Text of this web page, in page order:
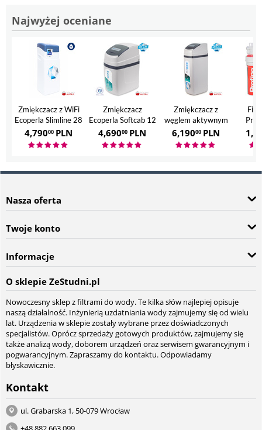
Najwyżej oceniane
Zmiękczacz z WiFi
Ecoperla Slimline 28
4,79000 PLN
Zmiękczacz
Ecoperla Softcab 12
4,69000 PLN
Zmiękczacz z
węglem aktywnym
Ecoperla Hero
6,19000 PLN
Filtr
Nasza oferta
Twoje konto
Informacje
O sklepie ZeStudni.pl
Nowoczesny sklep z filtrami do wody. Te kilka słów najlepiej opisuje
naszą działalność. Inżynierią uzdatniania wody zajmujemy się od wielu
lat. Urządzenia w sklepie zostały wybrane przez doświadczonych
specjalistów. Oprócz sprzedaży gotowych produktów, zajmujemy się
także analizą wody, doborem urządzeń oraz serwisem gwarancyjnym i
pogwarancyjnym. Zapraszamy do kontaktu. Odpowiadamy
błyskawicznie.
Kontakt
ul. Grabarska 1, 50-079 Wrocław